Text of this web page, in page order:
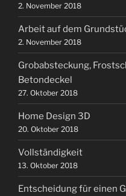
2. November 2018
Arbeit auf dem
2. November 2018
Grobabsteckung,
Betondeckel
27. Oktober 2018
Home Design 3D
20. Oktober 2018
Vollständigkeit
13. Oktober 2018
Entscheidung für einen